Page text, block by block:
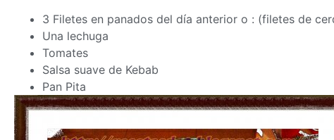
3 Filetes en panados del día anterior o : (filetes de
Una lechuga
Tomates
Salsa suave de Kebab
Pan Pita